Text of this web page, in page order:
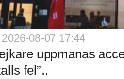
08-07 17:44
uppmanas
fel”..